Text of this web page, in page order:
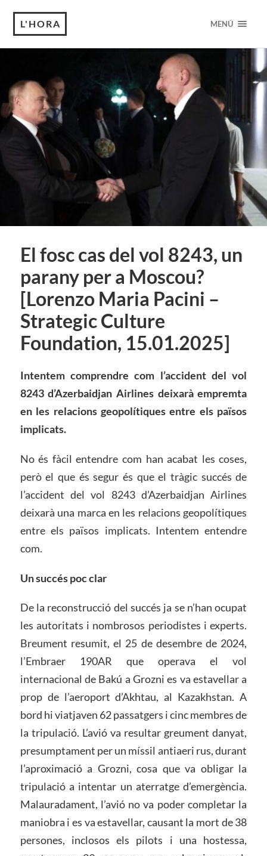
L'HORA MENÚ
El fosc cas del vol 8243, un
parany per a Moscou?
[Lorenzo Maria Pacini –
Strategic Culture
Foundation, 15.01.2025]
Intentem comprendre com l’accident del vol
8243 d’Azerbaidjan Airlines deixarà empremta
en les relacions geopolítiques entre els països
implicats.
No és fàcil entendre com han acabat les coses,
però el que és segur és que el tràgic succés de
l’accident del vol 8243 d’Azerbaidjan Airlines
deixarà una marca en les relacions geopolítiques
entre els països implicats. Intentem entendre
com.
Un succés poc clar
De la reconstrucció del succés ja se n’han ocupat
les autoritats i nombrosos periodistes i experts.
Breument resumit, el 25 de desembre de 2024,
l’Embraer 190AR que operava el vol
internacional de Bakú a Grozni es va estavellar a
prop de l’aeroport d’Akhtau, al Kazakhstan. A
bord hi viatjaven 62 passatgers i cinc membres de
la tripulació. L’avió va resultar greument danyat,
presumptament per un míssil antiaeri rus, durant
l’aproximació a Grozni, cosa que va obligar la
tripulació a intentar un aterratge d’emergència.
Malauradament, l’avió no va poder completar la
maniobra i es va estavellar, causant la mort de 38
persones, inclosos els pilots i una hostessa,